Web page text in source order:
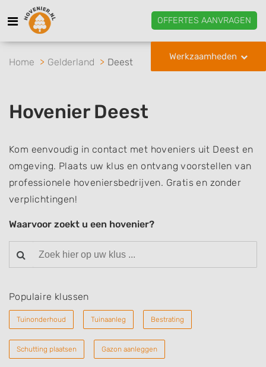
OFFERTES AANVRAGEN
Werkzaamheden
Home Gelderland Deest
Hovenier Deest
Kom eenvoudig in contact met hoveniers uit Deest en
omgeving. Plaats uw klus en ontvang voorstellen van
professionele hoveniersbedrijven. Gratis en zonder
verplichtingen!
Waarvoor zoekt u een hovenier?
Populaire klussen
Tuinonderhoud Tuinaanleg Bestrating
Schutting plaatsen Gazon aanleggen